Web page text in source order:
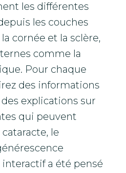
les différentes
les couches
cornée et la sclère,
comme la
Pour chaque
des informations
explications sur
qui peuvent
le
a été pensé